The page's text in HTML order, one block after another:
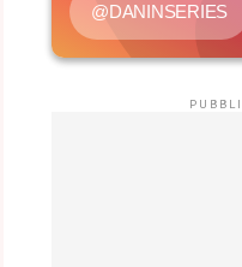
@DANINSERIES